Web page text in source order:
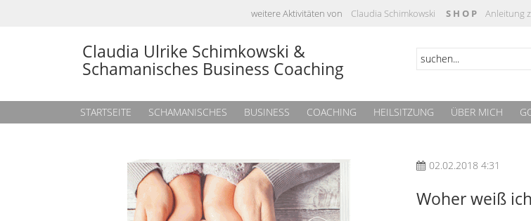
weitere Aktivitäten von Claudia Schimkowski S H O P Anleitung
Claudia Ulrike Schimkowski &
Schamanisches Business Coaching
STARTSEITE SCHAMANISCHES BUSINESS COACHING HEILSITZUNG ÜBER MICH
02.02.2018 4:31
Woher weiß